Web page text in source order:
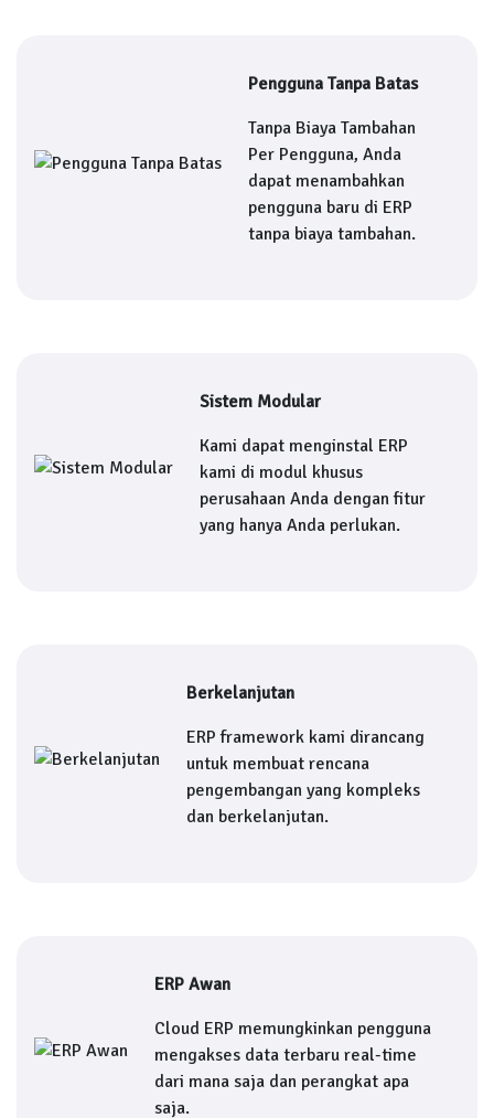
Pengguna Tanpa Batas
Tanpa Biaya Tambahan
Per Pengguna, Anda
dapat menambahkan
pengguna baru di ERP
tanpa biaya tambahan.
Sistem Modular
Kami dapat menginstal ERP
kami di modul khusus
perusahaan Anda dengan fitur
yang hanya Anda perlukan.
Berkelanjutan
ERP framework kami dirancang
untuk membuat rencana
pengembangan yang kompleks
dan berkelanjutan.
ERP Awan
Cloud ERP memungkinkan pengguna
mengakses data terbaru real-time
dari mana saja dan perangkat apa
saja.